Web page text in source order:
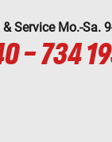
Service Mo.-Sa.
- 734